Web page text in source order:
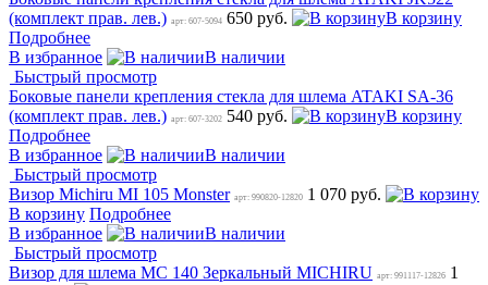
(комплект прав. лев.) арт: 607-5094 650 руб.
В корзину
Подробнее
В избранное
В наличии
Быстрый просмотр
Боковые панели крепления стекла для шлема ATAKI SA-36
(комплект прав. лев.) арт: 607-3202 540 руб.
В корзину
Подробнее
В избранное
В наличии
Быстрый просмотр
Визор Michiru MI 105 Monster арт: 990820-12820 1 070 руб.
В корзину Подробнее
В избранное
В наличии
Быстрый просмотр
Визор для шлема MC 140 Зеркальный MICHIRU арт: 991117-12826 1